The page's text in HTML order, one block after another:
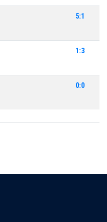
5:1
1:3
0:0